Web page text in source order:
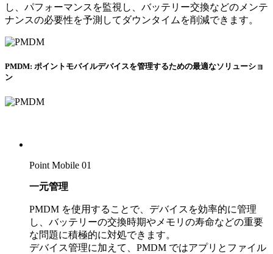
し、パフォーマンスを監視し、バッテリー交換などのメンテ
ナンスの必要性を予測してダウンタイムを削減できます。
PMDM: ポイントモバイルデバイスを管理するための最適なソリューショ
ン
Point Mobile 01
一元管理
PMDM を使用することで、デバイスを効率的に管理
し、バッテリーの交換時期やメモリの寿命などの重要
な問題に積極的に対処できます。
デバイス管理に加えて、PMDM ではアプリとファイル